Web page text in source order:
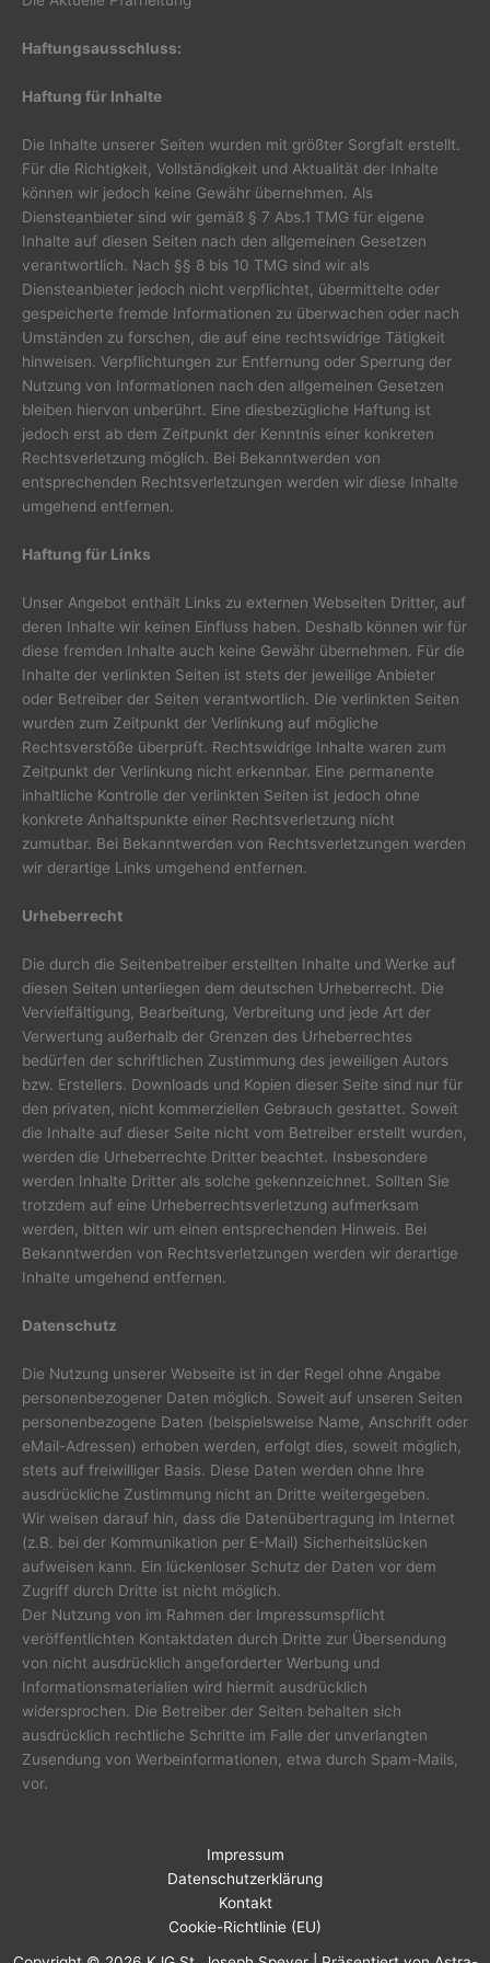
Haftungsausschluss:
Haftung für Inhalte
Die Inhalte unserer Seiten wurden mit größter Sorgfalt erstellt.
Für die Richtigkeit, Vollständigkeit und Aktualität der Inhalte
können wir jedoch keine Gewähr übernehmen. Als
Diensteanbieter sind wir gemäß § 7 Abs.1 TMG für eigene
Inhalte auf diesen Seiten nach den allgemeinen Gesetzen
verantwortlich. Nach §§ 8 bis 10 TMG sind wir als
Diensteanbieter jedoch nicht verpflichtet, übermittelte oder
gespeicherte fremde Informationen zu überwachen oder nach
Umständen zu forschen, die auf eine rechtswidrige Tätigkeit
hinweisen. Verpflichtungen zur Entfernung oder Sperrung der
Nutzung von Informationen nach den allgemeinen Gesetzen
bleiben hiervon unberührt. Eine diesbezügliche Haftung ist
jedoch erst ab dem Zeitpunkt der Kenntnis einer konkreten
Rechtsverletzung möglich. Bei Bekanntwerden von
entsprechenden Rechtsverletzungen werden wir diese Inhalte
umgehend entfernen.
Haftung für Links
Unser Angebot enthält Links zu externen Webseiten Dritter, auf
deren Inhalte wir keinen Einfluss haben. Deshalb können wir für
diese fremden Inhalte auch keine Gewähr übernehmen. Für die
Inhalte der verlinkten Seiten ist stets der jeweilige Anbieter
oder Betreiber der Seiten verantwortlich. Die verlinkten Seiten
wurden zum Zeitpunkt der Verlinkung auf mögliche
Rechtsverstöße überprüft. Rechtswidrige Inhalte waren zum
Zeitpunkt der Verlinkung nicht erkennbar. Eine permanente
inhaltliche Kontrolle der verlinkten Seiten ist jedoch ohne
konkrete Anhaltspunkte einer Rechtsverletzung nicht
zumutbar. Bei Bekanntwerden von Rechtsverletzungen werden
wir derartige Links umgehend entfernen.
Urheberrecht
Die durch die Seitenbetreiber erstellten Inhalte und Werke auf
diesen Seiten unterliegen dem deutschen Urheberrecht. Die
Vervielfältigung, Bearbeitung, Verbreitung und jede Art der
Verwertung außerhalb der Grenzen des Urheberrechtes
bedürfen der schriftlichen Zustimmung des jeweiligen Autors
bzw. Erstellers. Downloads und Kopien dieser Seite sind nur für
den privaten, nicht kommerziellen Gebrauch gestattet. Soweit
die Inhalte auf dieser Seite nicht vom Betreiber erstellt wurden,
werden die Urheberrechte Dritter beachtet. Insbesondere
werden Inhalte Dritter als solche gekennzeichnet. Sollten Sie
trotzdem auf eine Urheberrechtsverletzung aufmerksam
werden, bitten wir um einen entsprechenden Hinweis. Bei
Bekanntwerden von Rechtsverletzungen werden wir derartige
Inhalte umgehend entfernen.
Datenschutz
Die Nutzung unserer Webseite ist in der Regel ohne Angabe
personenbezogener Daten möglich. Soweit auf unseren Seiten
personenbezogene Daten (beispielsweise Name, Anschrift oder
eMail-Adressen) erhoben werden, erfolgt dies, soweit möglich,
stets auf freiwilliger Basis. Diese Daten werden ohne Ihre
ausdrückliche Zustimmung nicht an Dritte weitergegeben.
Wir weisen darauf hin, dass die Datenübertragung im Internet
(z.B. bei der Kommunikation per E-Mail) Sicherheitslücken
aufweisen kann. Ein lückenloser Schutz der Daten vor dem
Zugriff durch Dritte ist nicht möglich.
Der Nutzung von im Rahmen der Impressumspflicht
veröffentlichten Kontaktdaten durch Dritte zur Übersendung
von nicht ausdrücklich angeforderter Werbung und
Informationsmaterialien wird hiermit ausdrücklich
widersprochen. Die Betreiber der Seiten behalten sich
ausdrücklich rechtliche Schritte im Falle der unverlangten
Zusendung von Werbeinformationen, etwa durch Spam-Mails,
vor.
Impressum
Datenschutzerklärung
Kontakt
Cookie-Richtlinie (EU)